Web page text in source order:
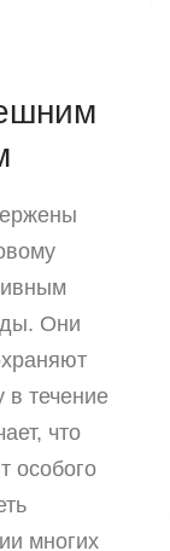
Они
в течение
что
особого
многих